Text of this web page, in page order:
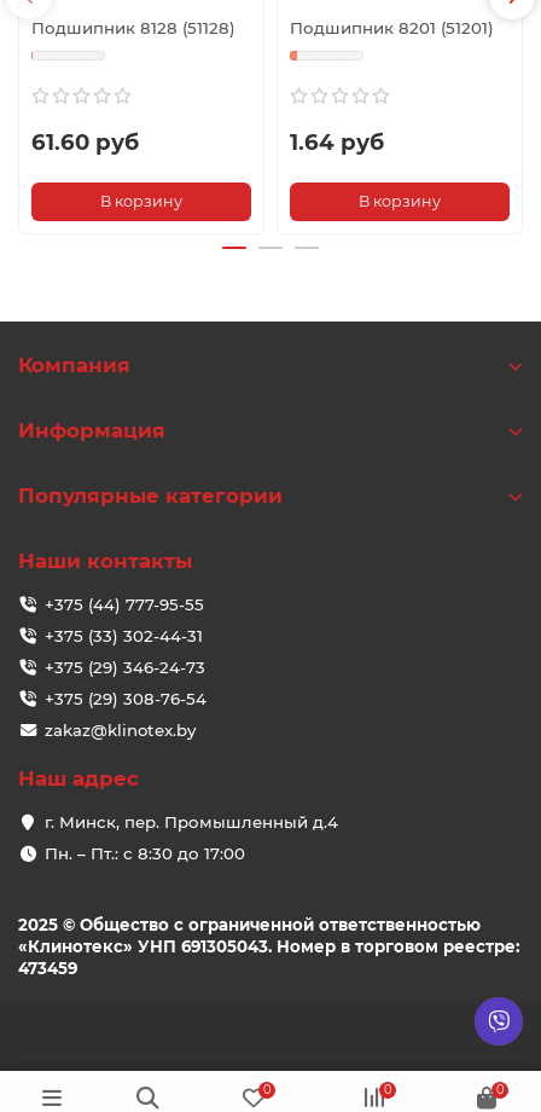
Подшипник 8128 (51128)
61.60 руб
В корзину
Подшипник 8201 (51201)
1.64 руб
В корзину
Компания
Информация
Популярные категории
Наши контакты
+375 (44) 777-95-55
+375 (33) 302-44-31
+375 (29) 346-24-73
+375 (29) 308-76-54
zakaz@klinotex.by
Наш адрес
г. Минск, пер. Промышленный д.4
Пн. – Пт.: с 8:30 до 17:00
2025 © Общество с ограниченной ответственностью
«Клинотекс» УНП 691305043. Номер в торговом реестре:
473459
0 0 0